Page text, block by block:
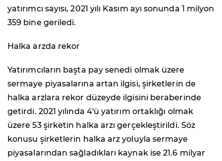
yatırımcı sayısı, 2021 yılı Kasım ayı sonunda 1 milyon
359 bine geriledi.
Halka arzda rekor
Yatırımcıların başta pay senedi olmak üzere
sermaye piyasalarına artan ilgisi, şirketlerin de
halka arzlara rekor düzeyde ilgisini beraberinde
getirdi. 2021 yılında 4'ü yatırım ortaklığı olmak
üzere 53 şirketin halka arzı gerçekleştirildi. Söz
konusu şirketlerin halka arz yoluyla sermaye
piyasalarından sağladıkları kaynak ise 21.6 milyar